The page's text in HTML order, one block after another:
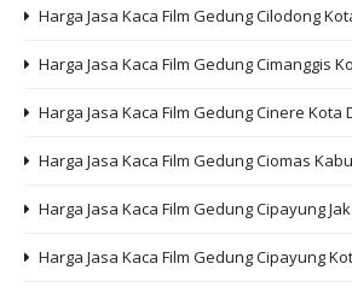
Harga Jasa Kaca Film Gedung Cilodong
Harga Jasa Kaca Film Gedung Cimanggis
Harga Jasa Kaca Film Gedung Cinere Kota
Harga Jasa Kaca Film Gedung Ciomas
Harga Jasa Kaca Film Gedung Cipayung
Harga Jasa Kaca Film Gedung Cipayung